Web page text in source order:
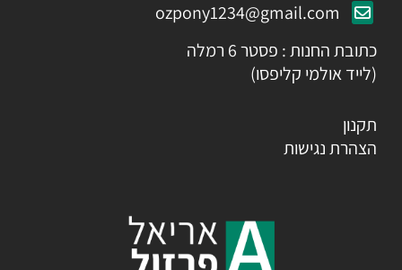
ozpony1234@gmail.com
כתובת החנות : פסטר 6 רמלה
(לייד אולמי קליפסו)
תקנון
הצהרת נגישות